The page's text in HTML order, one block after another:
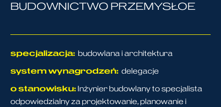
BUDOWNICTWO PRZEMYSŁOE
specjalizacja: budowlana i architektura
system wynagrodzeń: delegacje
o stanowisku: Inżynier budowlany to specjalista
odpowiedzialny za projektowanie, planowanie i